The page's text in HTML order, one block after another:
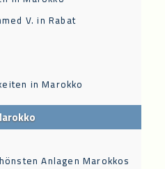
V. in Rabat
in Marokko
Anlagen Marokkos